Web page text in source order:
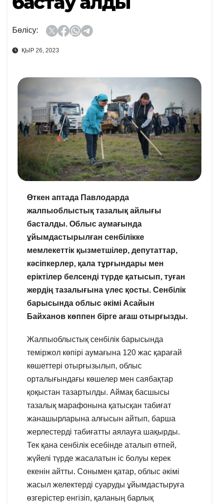
Бөлісу:
ҚЫР 26, 2023
Өткен аптада Павлодарда
жалпыоблыстық тазалық айлығы
басталды. Облыс аумағында
ұйымдастырылған сенбілікке
мемлекеттік қызметшілер, депутаттар,
кәсіпкерлер, қала тұрғындары мен
еріктілер белсенді түрде қатысып, туған
жердің тазалығына үлес қосты. Сенбілік
барысында облыс әкімі Асайын
Байханов көппен бірге ағаш отырғызды.
Жалпыоблыстық сенбілік барысында
теміржол көпірі аумағына 120 жас қарағай
көшеттері отырғызылып, облыс
орталығындағы көшелер мен саябақтар
қоқыстан тазартылды. Аймақ басшысы
тазалық марафонына қатысқан табиғат
жанашырларына алғысын айтып, барша
жерлестерді табиғатты аялауға шақырды.
Тек қана сенбілік есебінде аталып өтпей,
жүйелі түрде жасалатын іс болуы керек
екенін айтты. Сонымен қатар, облыс әкімі
жасыл желектерді суаруды ұйымдастыруға
өзгерістер енгізіп, қаланың барлық